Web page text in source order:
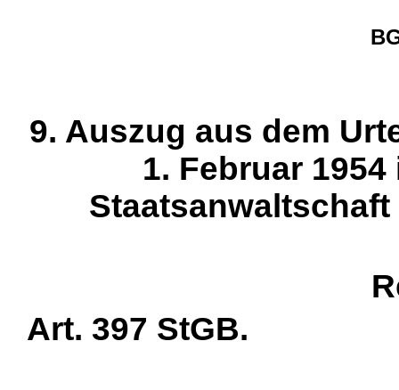
9. Auszug aus dem
1. Februar
Art. 397 StGB.